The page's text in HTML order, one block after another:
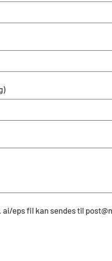
ai/eps fil kan sendes til